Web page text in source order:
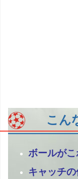
こん
ボールが
キャッチ